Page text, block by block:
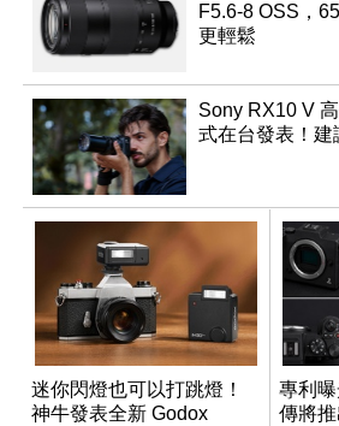
F5.6-8 OSS，
更輕鬆
Sony RX10 V
式在台發表！
迷你閃燈也可以打跳燈！
神牛發表全新 Godox
專利
傳將